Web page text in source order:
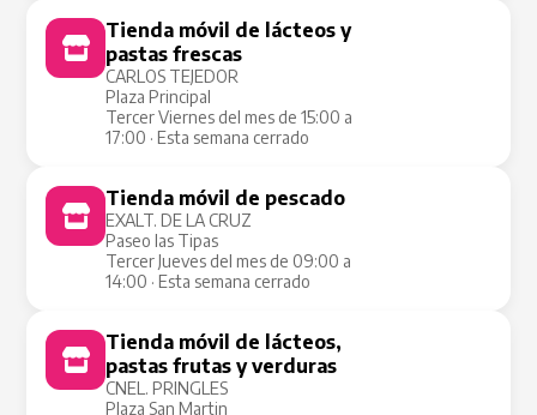
Tienda móvil de lácteos y
pastas frescas
CARLOS TEJEDOR
Plaza Principal
Tercer Viernes del mes de 15:00 a
17:00 · Esta semana cerrado
Tienda móvil de pescado
EXALT. DE LA CRUZ
Paseo las Tipas
Tercer Jueves del mes de 09:00 a
14:00 · Esta semana cerrado
Tienda móvil de lácteos,
pastas frutas y verduras
CNEL. PRINGLES
Plaza San Martin